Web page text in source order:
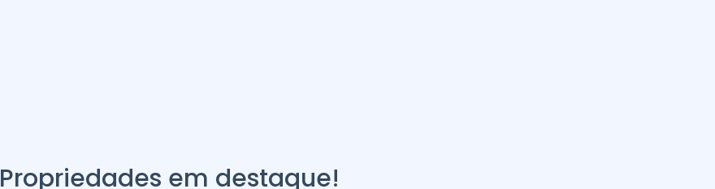
Propriedades em destaque!